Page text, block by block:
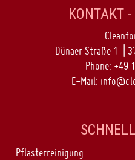
KONTAKT
Dünaer Straße 1 |
Phone: +49
E-Mail:
Pflasterreinigung